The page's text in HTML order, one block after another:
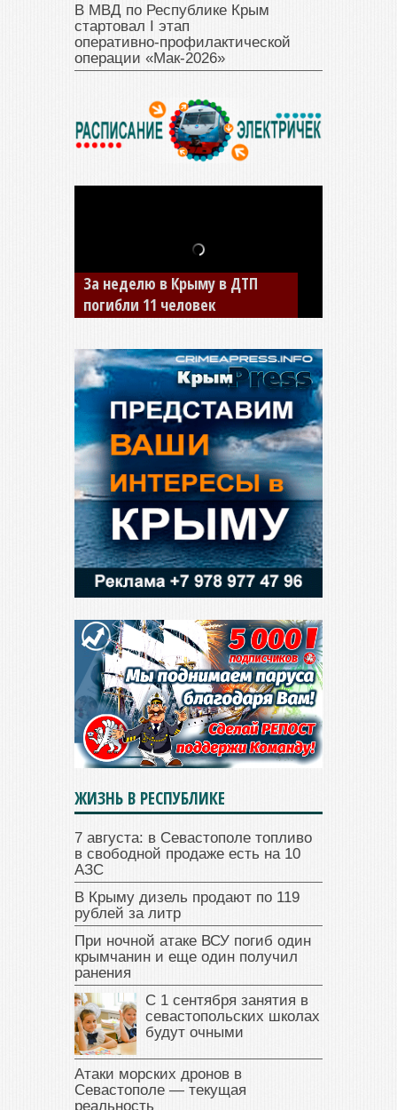
В МВД по Республике Крым
стартовал I этап
оперативно‑профилактической
операции «Мак‑2026»
В Джанкое водитель ВАЗа
сбил двух детей на «зебре»
ЖИЗНЬ В РЕСПУБЛИКЕ
7 августа: в Севастополе топливо
в свободной продаже есть на 10
АЗС
В Крыму дизель продают по 119
рублей за литр
При ночной атаке ВСУ погиб один
крымчанин и еще один получил
ранения
С 1 сентября занятия в
севастопольских школах
будут очными
Атаки морских дронов в
Севастополе — текущая
реальность